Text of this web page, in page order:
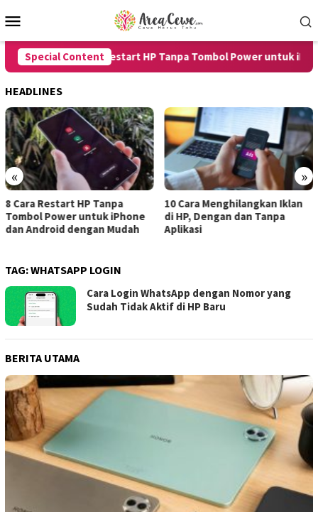
to
Menu
Special Content
8 Cara Restart HP Tanpa Tombol Power untuk iPhone
HEADLINES
« »
HP Tanpa
untuk iPhone
dengan Mudah
10 Cara Menghilangkan Iklan
di HP, Dengan dan Tanpa
Aplikasi
7 Cara
untuk
TAG:WHATSAPP LOGIN
Cara Login WhatsApp dengan Nomor yang
Sudah Tidak Aktif di HP Baru
BERITA UTAMA